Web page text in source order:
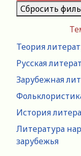
Теория
Русская
Зарубежная
История
Литература
зарубежья